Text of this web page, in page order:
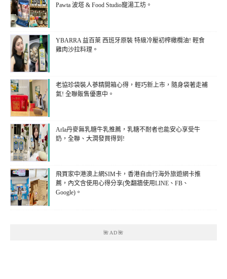
Pawta 波塔 & Food Studio寵湯工坊。
YBARRA 益百萊 西班牙原裝 特級冷壓初榨橄欖油! 輕食
雞肉沙拉料理。
老協珍袋裝人蔘精開箱心得，輕巧新上市，隨身袋著走補
氣! 全聯販售優惠中。
Arla丹麥無乳糖牛乳推薦，乳糖不耐者也能安心享受牛
奶，全聯、大潤發買得到!
飛買家中港澳上網SIM卡，香港自由行海外旅遊網卡推
薦，內文含使用心得分享(免翻牆使用LINE、FB、
Google)。
🌺AD🌺